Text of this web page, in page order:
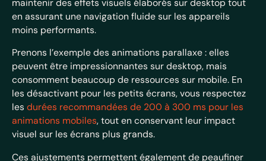
en assurant une navigation fluide sur les appareils
moins performants.
Prenons l’exemple des animations parallaxe : elles
peuvent être impressionnantes sur desktop, mais
consomment beaucoup de ressources sur mobile. En
les désactivant pour les petits écrans, vous respectez
les durées recommandées de 200 à 300 ms pour les
animations mobiles, tout en conservant leur impact
visuel sur les écrans plus grands.
Ces ajustements permettent également de peaufiner